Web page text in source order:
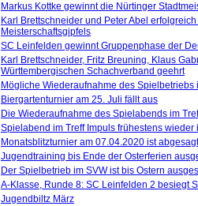
Markus Kottke gewinnt die Nürtinger
Karl Brettschneider und Peter Abel
Meisterschaftsgipfels
SC Leinfelden gewinnt Gruppenphase der
Karl Brettschneider, Fritz Breuning, Klaus
Württembergischen Schachverband geehrt
Mögliche Wiederaufnahme des Spielbetriebs
Biergartenturnier am 25. Juli fällt aus
Die Wiederaufnahme des Spielabends im
Spielabend im Treff Impuls frühestens wieder
Monatsblitzturnier am 07.04.2020 ist abgesagt
Jugendtraining bis Ende der Osterferien
Der Spielbetrieb im SVW ist bis Ostern
A-Klasse, Runde 8: SC Leinfelden 2 besiegt
Jugendbiltz März